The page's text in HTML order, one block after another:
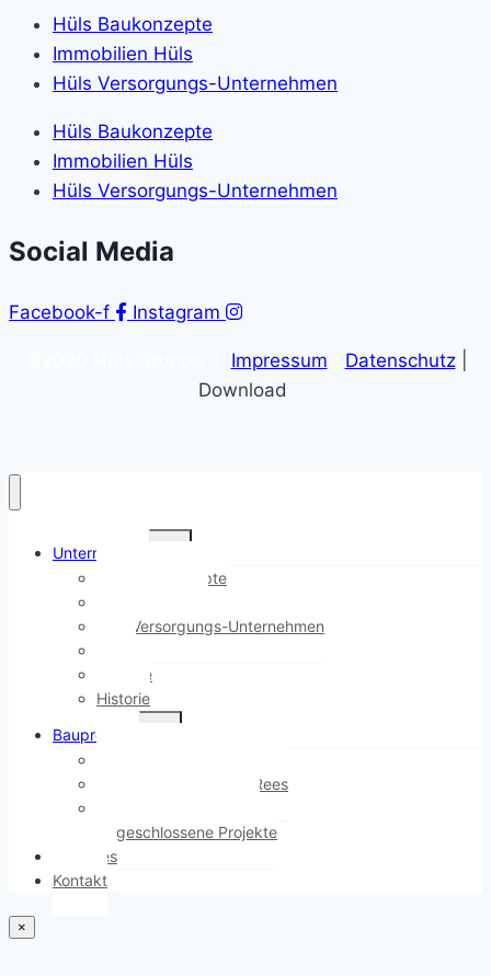
Hüls Baukonzepte
Immobilien Hüls
Hüls Versorgungs-Unternehmen
Hüls Baukonzepte
Immobilien Hüls
Hüls Versorgungs-Unternehmen
Social Media
Facebook-f Instagram
Impressum Datenschutz
Download
Unternehmen
Untermenü
Hüls Baukonzepte
Hüls Versorgungs-Unternehmen
Karriere
Historie
Bauprojekte
Untermenü
Stadtgarten Quartier, Rees
Abgeschlossene Projekte
Aktuelles
Kontakt
×